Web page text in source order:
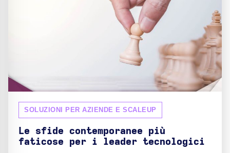
SOLUZIONI PER AZIENDE E SCALEUP
Le sfide contemporanee più
faticose per i leader tecnologici